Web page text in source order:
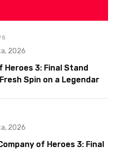
2026
Heroes 3: Final Stand
Spin on a Legendary
2026
of Heroes 3: Final